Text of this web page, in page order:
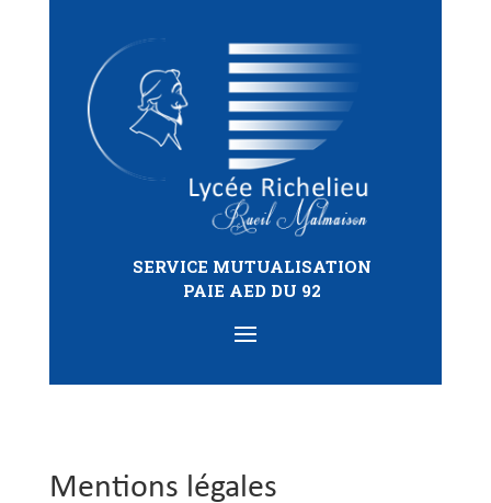
SERVICE MUTUALISATION
PAIE AED DU 92
Mentions légales